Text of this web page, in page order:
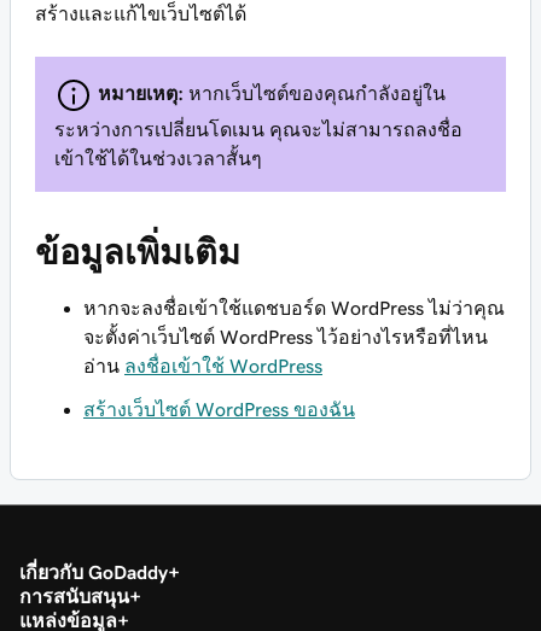
สร้างและแก้ไขเว็บไซต์ได้
หมายเหตุ: หากเว็บไซต์ของคุณกำลังอยู่ใน
ระหว่างการเปลี่ยนโดเมน คุณจะไม่สามารถลงชื่อ
เข้าใช้ได้ในช่วงเวลาสั้นๆ
ข้อมูลเพิ่มเติม
หากจะลงชื่อเข้าใช้แดชบอร์ด WordPress ไม่ว่าคุณ
จะตั้งค่าเว็บไซต์ WordPress ไว้อย่างไรหรือที่ไหน
อ่าน ลงชื่อเข้าใช้ WordPress
สร้างเว็บไซต์ WordPress ของฉัน
เกี่ยวกับ GoDaddy
การสนับสนุน
แหล่งข้อมูล